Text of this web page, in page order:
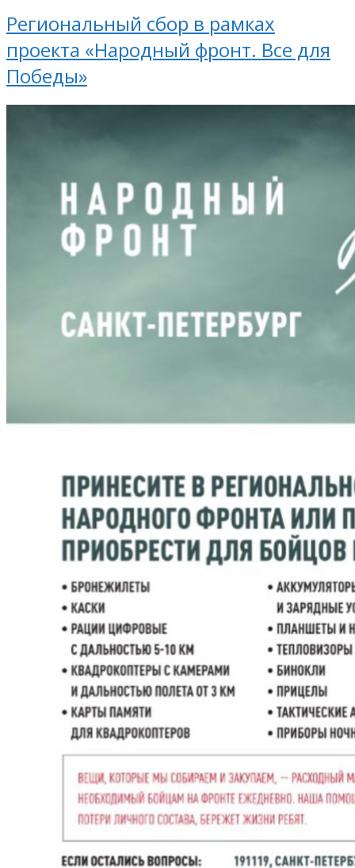
Региональный сбор в рамках
проекта «Народный фронт. Все для
Победы»